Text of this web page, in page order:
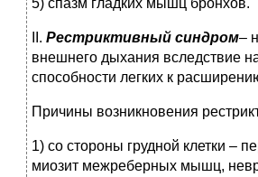
5) спазм гладких мышц бронхов.
II. Рестриктивный синдром–
внешнего дыхания вследствие
способности легких к
Причины возникновения
1) со стороны грудной клетки –
миозит межреберных мышц,